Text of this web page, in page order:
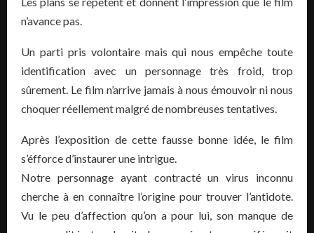
n’avance pas.
Un parti pris volontaire mais qui nous empêche toute
identification avec un personnage très froid, trop
sûrement. Le film n’arrive jamais à nous émouvoir ni nous
choquer réellement malgré de nombreuses tentatives.
Après l’exposition de cette fausse bonne idée, le film
s’éfforce d’instaurer une intrigue.
Notre personnage ayant contracté un virus inconnu
cherche à en connaître l’origine pour trouver l’antidote.
Vu le peu d’affection qu’on a pour lui, son manque de